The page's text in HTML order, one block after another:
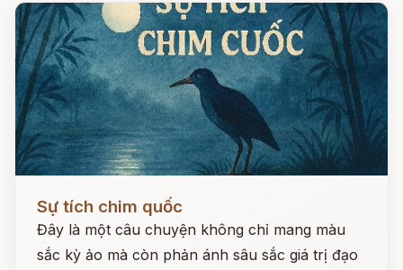
Sự tích chim quốc
Đây là một câu chuyện không chỉ mang màu
sắc kỳ ảo mà còn phản ánh sâu sắc giá trị đạo